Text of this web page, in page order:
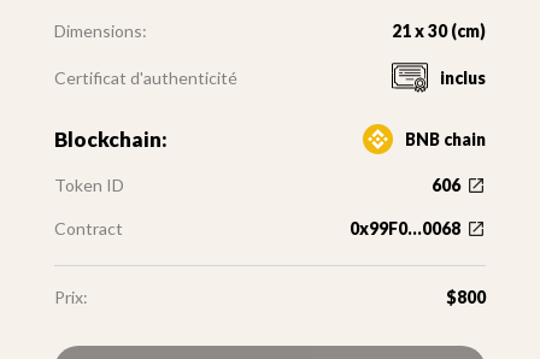
Dimensions: 21 x 30 (cm)
Certificat d'authenticité inclus
Blockchain: BNB chain
Token ID 606
Contract 0x99F0...0068
Prix: $800